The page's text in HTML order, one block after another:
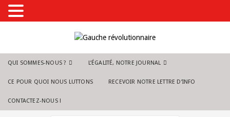
QUI SOMMES-NOUS ? L’ÉGALITÉ, NOTRE JOURNAL
CE POUR QUOI NOUS LUTTONS RECEVOIR NOTRE LETTRE D’INFO
CONTACTEZ-NOUS !